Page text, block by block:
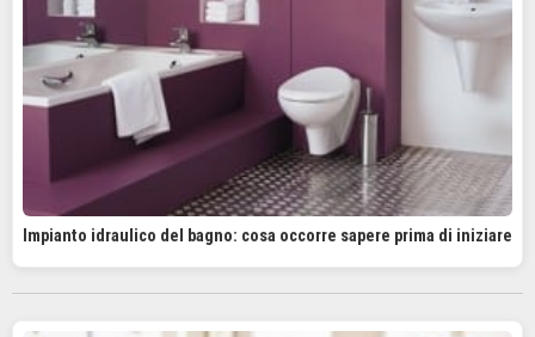
Impianto idraulico del bagno: cosa occorre sapere prima di iniziare